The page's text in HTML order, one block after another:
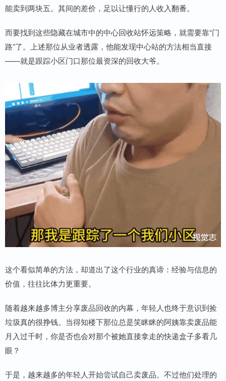
能卖到两块五。其间的差价，足以让懂行的人收入翻番。
而要找到这些隐藏在城市中的中心回收站怀远策略，就需要靠“门
路”了。上述那位从业者透露，他能发现中心站的方法相当直接
——就是跟踪小区门口那位最资深的回收大爷。
这个看似简单的方法，却道出了这个行业的真谛：经验与信息的
价值，往往比体力更重要。
随着越来越多博主分享废品回收的内幕，年轻人也终于意识到捡
垃圾真的很挣钱。当得知楼下那位总是笑眯眯的阿姨靠卖废品能
月入过千时，你是否也会对那个被她直接拿走的快递盒子多看几
眼？
于是，越来越多的年轻人开始尝试自己卖废品。不过他们处理的